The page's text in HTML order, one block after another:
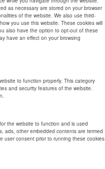
as necessary are stored on your browser
of the website. We also use third-
you use this website. These cookies will
also have the option to opt-out of these
have an effect on your browsing
to function properly. This category
and security features of the website.
the website to function and is used
ads, other embedded contents are termed
user consent prior to running these cookies